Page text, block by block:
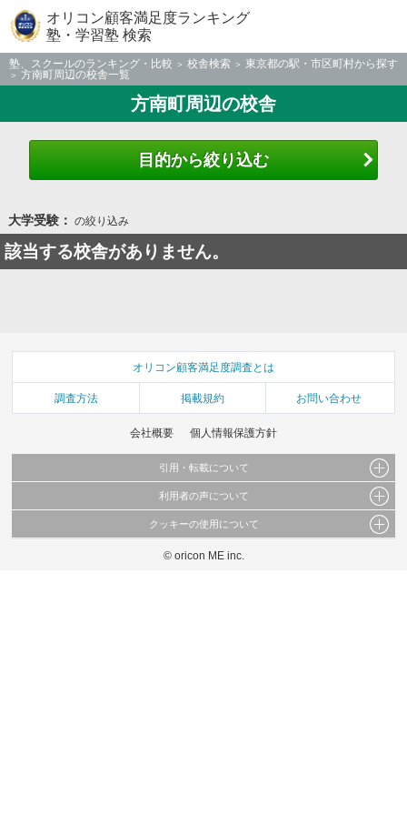
オリコン顧客満足度ランキング
塾・学習塾 検索
塾、スクールのランキング・比較 校舎検索
東京都の駅・市区町村から探す
方南町周辺の校舎一覧
方南町周辺の校舎
目的から絞り込む
大学受験： の絞り込み
該当する校舎がありません。
オリコン顧客満足度調査とは
調査方法 掲載規約 お問い合わせ
会社概要 個人情報保護方針
引用・転載について
当サイトで公開されている情報（文字、写真、イラスト、画像データ等）及びこれらの配
これらの情報を権利者の許可なく無断転載・複製などの二次利用を行うことは固く禁じて
利用者の声について
当サイトに掲載している内容はすべてサービスの利用者が提出された見解・感想です。
弊社の見解・ 意見ではないことをご理解いただいた上でご覧ください。
クッキーの使用について
このサイトでは Cookie を使用して、ユーザーに合わせたコンテンツや広告の表示、ソー
© oricon ME inc.